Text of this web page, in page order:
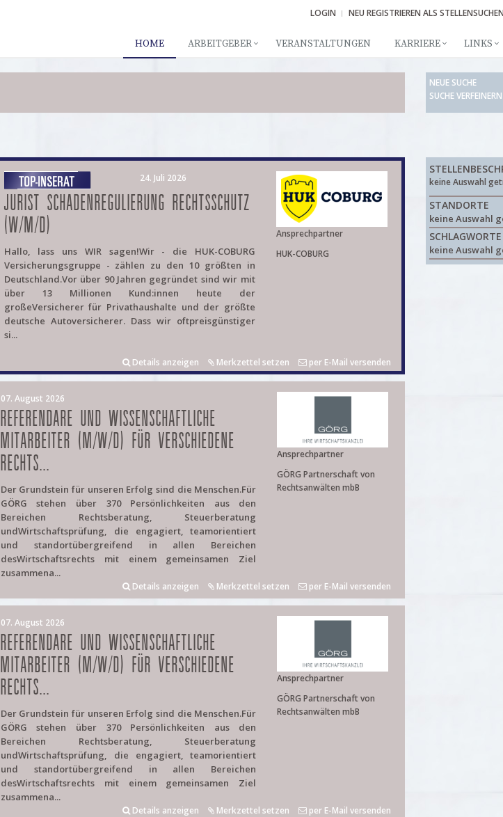
LOGIN NEU REGISTRIEREN ALS
HOME ARBEITGEBER VERANSTALTUNGEN KARRIERE LINKS
NEUE SUCHE
SUCHE VERFEINERN
24. Juli 2026
JURIST SCHADENREGULIERUNG RECHTSSCHUTZ
(W/M/D)
Hallo, lass uns WIR sagen!Wir - die HUK-COBURG
Versicherungsgruppe - zählen zu den 10 größten in
Deutschland.Vor über 90 Jahren gegründet sind wir mit
über 13 Millionen Kund:innen heute der
großeVersicherer für Privathaushalte und der größte
deutsche Autoversicherer. Dass wir oftpreisgünstiger
si...
Ansprechpartner
HUK-COBURG
Details anzeigen Merkzettel setzen per E-Mail versenden
07. August 2026
REFERENDARE UND WISSENSCHAFTLICHE
MITARBEITER (M/W/D) FÜR VERSCHIEDENE
RECHTS...
Der Grundstein für unseren Erfolg sind die Menschen.Für
GÖRG stehen über 370 Persönlichkeiten aus den
Bereichen Rechtsberatung, Steuerberatung
undWirtschaftsprüfung, die engagiert, teamorientiert
und standortübergreifend in allen Bereichen
desWirtschaftsrechts mit einem gemeinsamen Ziel
zusammena...
Ansprechpartner
GÖRG Partnerschaft von
Rechtsanwälten mbB
Details anzeigen Merkzettel setzen per E-Mail versenden
07. August 2026
REFERENDARE UND WISSENSCHAFTLICHE
MITARBEITER (M/W/D) FÜR VERSCHIEDENE
RECHTS...
Der Grundstein für unseren Erfolg sind die Menschen.Für
GÖRG stehen über 370 Persönlichkeiten aus den
Bereichen Rechtsberatung, Steuerberatung
undWirtschaftsprüfung, die engagiert, teamorientiert
und standortübergreifend in allen Bereichen
desWirtschaftsrechts mit einem gemeinsamen Ziel
zusammena...
Ansprechpartner
GÖRG Partnerschaft von
Rechtsanwälten mbB
Details anzeigen Merkzettel setzen per E-Mail versenden
keine Auswahl
STANDORTE
keine Auswahl
SCHLAGWORTE
keine Auswahl